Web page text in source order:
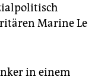
Marine Le
in einem